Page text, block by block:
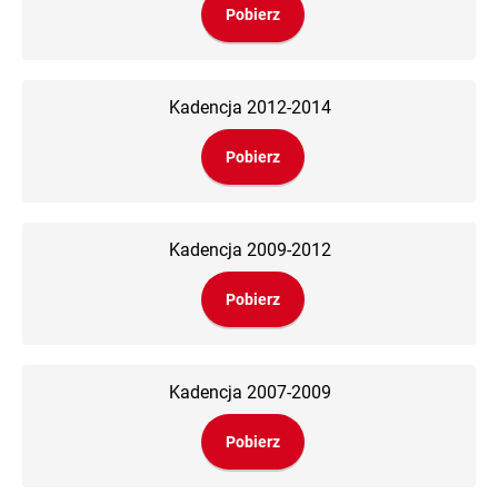
Pobierz
Kadencja 2012-2014
Pobierz
Kadencja 2009-2012
Pobierz
Kadencja 2007-2009
Pobierz